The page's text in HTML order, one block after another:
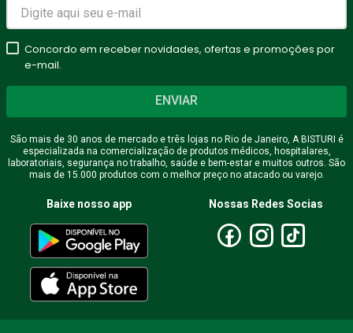
★★ ★★★
Seu nome
Endereço de email
Escreva uma avaliação
ENVIAR AVALIAÇÃO
Concordo em receber novidades, ofertas e promoções por
e-mail.
ENVIAR
São mais de 30 anos de mercado e três lojas no Rio de Janeiro, A BISTURI é
especializada na comercialização de produtos médicos, hospitalares,
laboratoriais, segurança no trabalho, saúde e bem-estar e muitos outros. São
mais de 15.000 produtos com o melhor preço no atacado ou varejo.
Baixe nosso app Nossas Redes Socias